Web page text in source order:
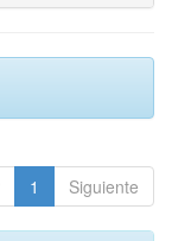
1 Siguiente